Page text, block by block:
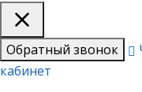
Обратный звонок
кабинет